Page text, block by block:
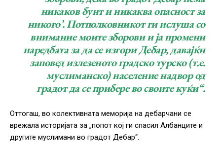
никаков бунт и никаква опасност за
никого’. Потполковникот ги ислуша со
внимание моите зборови и ја промени
наредбата за да се изгори Дебар, давајќи
заповед излезеното градско турско (т.е.
муслиманско) население надвор од
градот да се прибере во своите куќи“.
Оттогаш, во колективната меморија на дебарчани се
врежала историјата за „попот кој ги спасил Албанците и
другите муслимани во градот Дебар“.